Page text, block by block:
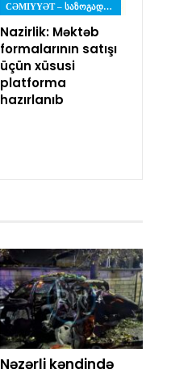
CƏMIYYƏT – ᲡᲐᲖᲝᲒᲐᲓᲝᲔᲑᲐ
Nazirlik: Məktəb
formalarının satışı
üçün xüsusi
platforma
hazırlanıb
Nəzərli kəndində